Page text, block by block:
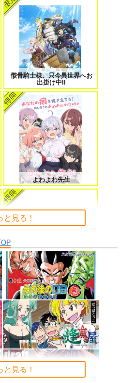
エロゲの鬱エンドからヒロイン達を
救済したら 2
HELL’o WORK！～賽の河原で積石
を崩すだけの簡単なお仕事って聞い
たのに～
僕のカノジョ先生 17
魔王マーラ煩悩学園 ～勇者、教師に
堕とされる～ 1
時々ボソッとロシア語でデレる勇者
のアーリャさん
骸骨騎士様、只今異世界へお
出掛け中II
よわよわ先生
「魔法少女リリカルなのは EX
CEEDS Gun Blaze Vengeanc
e」オープニングテーマ CRIM
SON BULLET/水樹奈々
インゴクダンチ
と見る！
と見る！